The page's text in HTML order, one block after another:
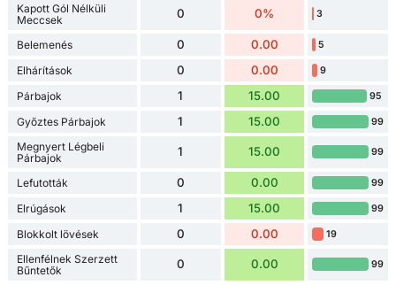
Kapott Gól Nélküli
Meccsek
0 0% 3
Belemenés 0 0.00 5
Elhárítások 0 0.00 9
Párbajok 1 15.00 95
Győztes Párbajok 1 15.00 99
Megnyert Légbeli
Párbajok
1 15.00 99
Lefutották 0 0.00 99
Elrúgások 1 15.00 99
Blokkolt lövések 0 0.00 19
Ellenfélnek Szerzett
Bűntetők
0 0.00 99